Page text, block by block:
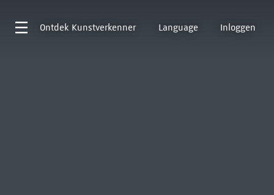
Ontdek Kunstverkenner Language Inloggen